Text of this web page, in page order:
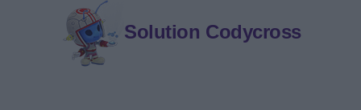
Solution Codycross